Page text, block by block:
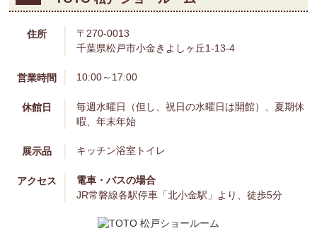
アクセス
電車・バスの場合
お車の場合
駐車場25台
このショールームを予約
TOTO 松戸ショールーム
千葉県松戸市小金きよしヶ丘1-13-4